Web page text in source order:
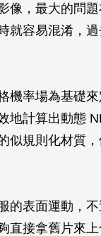
像，最大的問
就容易混淆，
機率場為基礎
地計算出動態
似規則化材質
的表面運動，
直接拿舊片來